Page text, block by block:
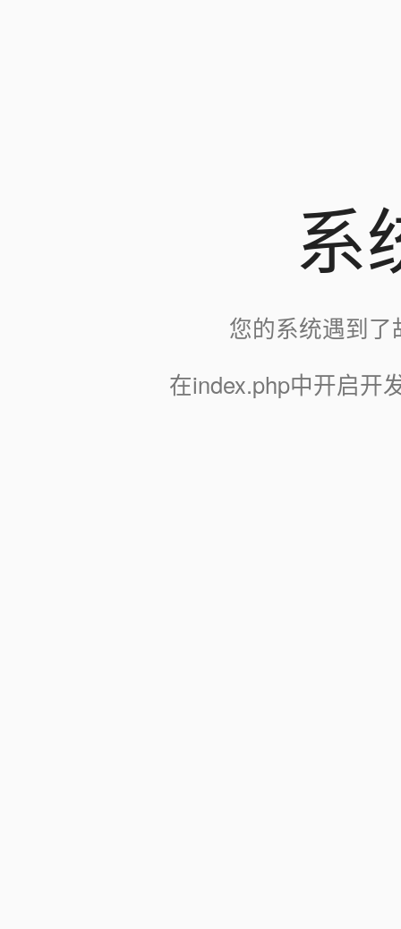
系
您的系统遇到
在index.php中开启开